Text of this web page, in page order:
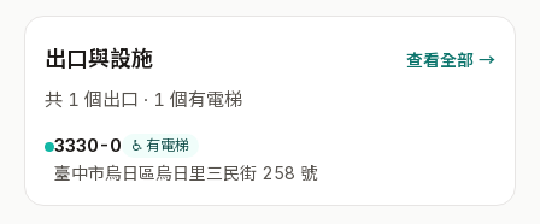
出口與設施 查看全部 →
共 1 個出口 · 1 個有電梯
3330-0
♿ 有電梯
臺中市烏日區烏日里三民街 258 號